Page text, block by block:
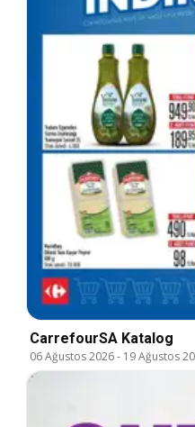
CarrefourSA Katalog
06 Ağustos 2026- 19 Ağustos